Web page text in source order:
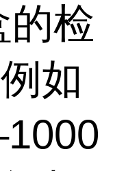
的检
如